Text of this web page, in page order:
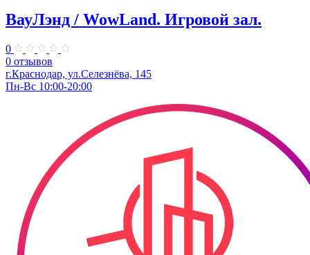
ВауЛэнд / WowLand. ​Игровой зал.
0
0 отзывов
г.Краснодар, ул.Селезнёва, 145
Пн-Вс 10:00-20:00